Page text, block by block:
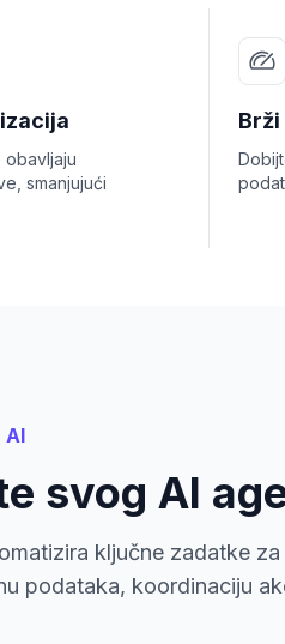
smanjujući
AI
svog AI
ključne zadatke
podataka, koordinaciju